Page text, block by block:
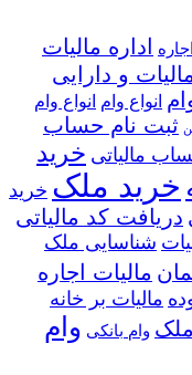
اجاره
اداره مالیات
مالیات و دارایی
انواع وام انواع وام
ثبت نام حساب
مالیاتی خرید
خرید ملک خرید
دریافت کد مالیاتی
شناسایی ملک
مالیات اجاره
مالیات بر خانه
ملک وام بانکی وام